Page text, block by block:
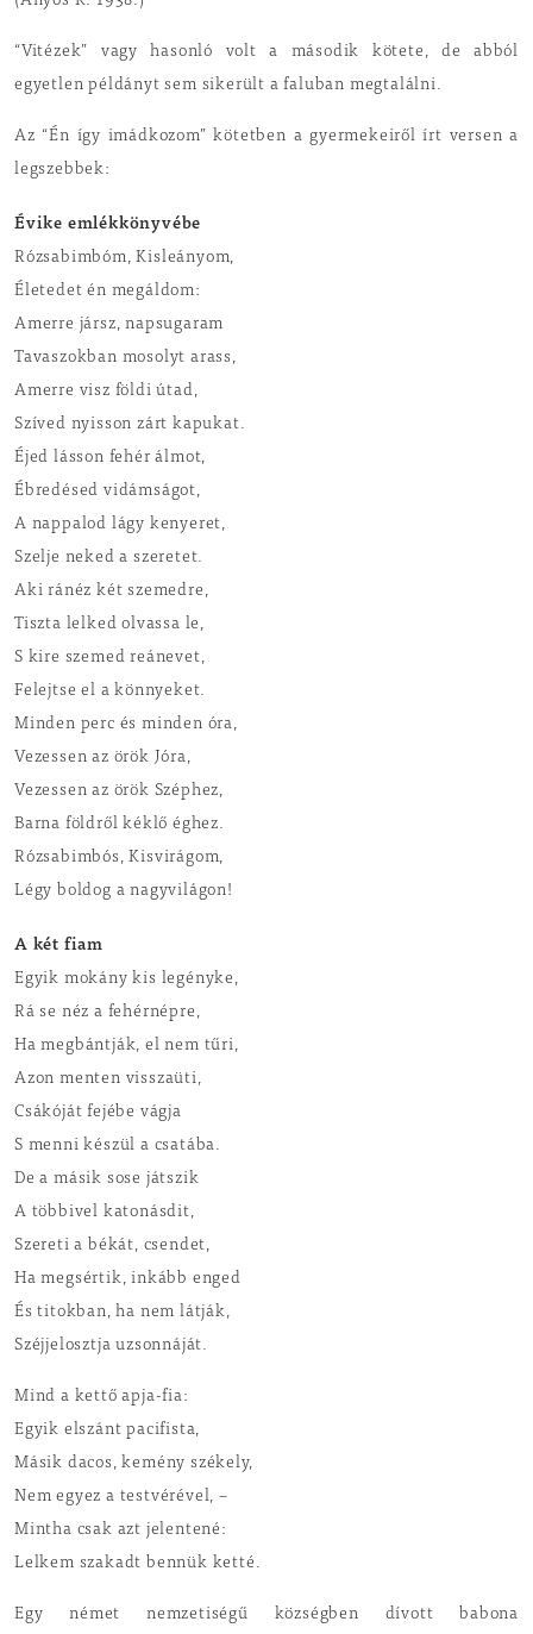
“Vitézek” vagy hasonló volt a második kötete, de abból
egyetlen példányt sem sikerült a faluban megtalálni.
Az “Én így imádkozom” kötetben a gyermekeiről írt versen a
legszebbek:
Évike emlékkönyvébe
Rózsabimbóm, Kisleányom,
Életedet én megáldom:
Amerre jársz, napsugaram
Tavaszokban mosolyt arass,
Amerre visz földi útad,
Szíved nyisson zárt kapukat.
Éjed lásson fehér álmot,
Ébredésed vidámságot,
A nappalod lágy kenyeret,
Szelje neked a szeretet.
Aki ránéz két szemedre,
Tiszta lelked olvassa le,
S kire szemed reánevet,
Felejtse el a könnyeket.
Minden perc és minden óra,
Vezessen az örök Jóra,
Vezessen az örök Széphez,
Barna földről kéklő éghez.
Rózsabimbós, Kisvirágom,
Légy boldog a nagyvilágon!
A két fiam
Egyik mokány kis legényke,
Rá se néz a fehérnépre,
Ha megbántják, el nem tűri,
Azon menten visszaüti,
Csákóját fejébe vágja
S menni készül a csatába.
De a másik sose játszik
A többivel katonásdit,
Szereti a békát, csendet,
Ha megsértik, inkább enged
És titokban, ha nem látják,
Széjjelosztja uzsonnáját.
Mind a kettő apja-fia:
Egyik elszánt pacifista,
Másik dacos, kemény székely,
Nem egyez a testvérével, –
Mintha csak azt jelentené:
Lelkem szakadt bennük ketté.
Egy német nemzetiségű községben dívott babona